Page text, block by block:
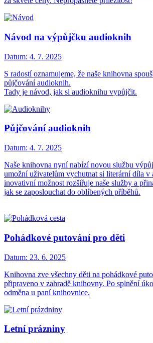
Návod na výpůjčku audioknih
Datum: 4. 7. 2025
S radostí oznamujeme, že naše knihovna
půjčování audioknih.
Tady je návod, jak si audioknihu vypůjčit.
Půjčování audioknih
Datum: 4. 7. 2025
Naše knihovna nyní nabízí novou službu
umožní uživatelům vychutnat si literární díla v
inovativní možnost rozšiřuje naše služby a
jak se zaposlouchat do oblíbených příběhů.
Pohádkové putování pro děti
Datum: 23. 6. 2025
Knihovna zve všechny děti na pohádkové
připraveno v zahradě knihovny. Po splnění
odměna u paní knihovnice.
Letní prázniny